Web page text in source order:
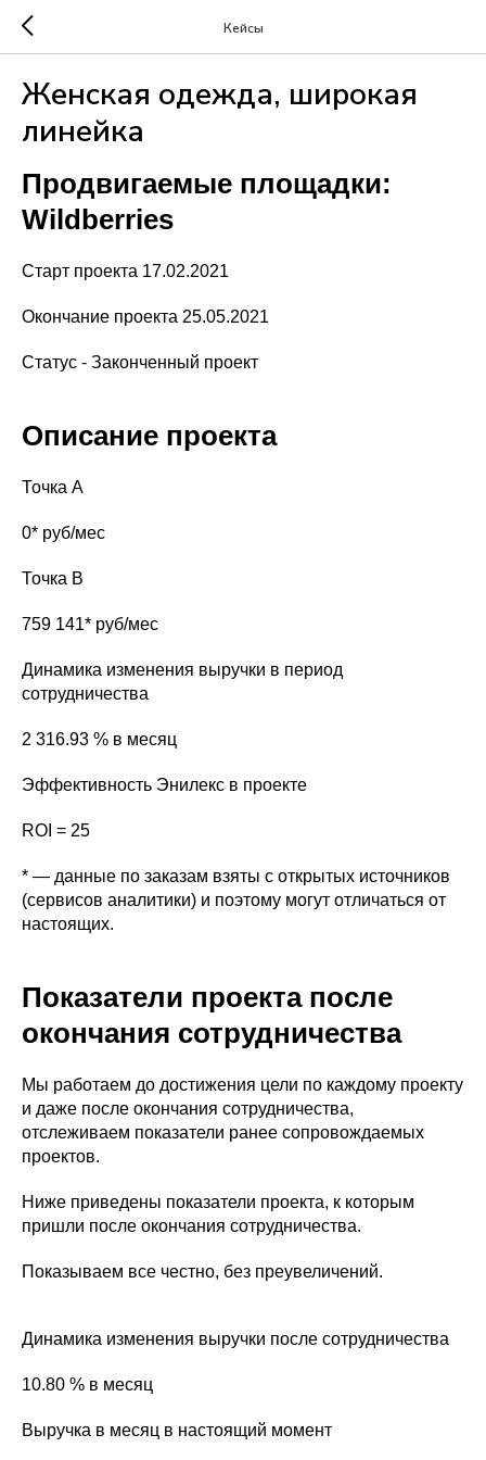
Кейсы
Женская одежда, широкая
линейка
Продвигаемые площадки:
Wildberries
Старт проекта 17.02.2021
Окончание проекта 25.05.2021
Статус - Законченный проект
Описание проекта
Точка А
0* руб/мес
Точка B
759 141* руб/мес
Динамика изменения выручки в период
сотрудничества
2 316.93 % в месяц
Эффективность Энилекс в проекте
ROI = 25
* — данные по заказам взяты с открытых источников
(сервисов аналитики) и поэтому могут отличаться от
настоящих.
Показатели проекта после
окончания сотрудничества
Мы работаем до достижения цели по каждому проекту
и даже после окончания сотрудничества,
отслеживаем показатели ранее сопровождаемых
проектов.
Ниже приведены показатели проекта, к которым
пришли после окончания сотрудничества.
Показываем все честно, без преувеличений.
Динамика изменения выручки после сотрудничества
10.80 % в месяц
Выручка в месяц в настоящий момент